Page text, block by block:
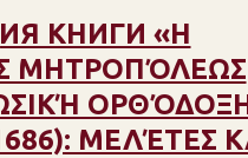
КНИГИ «Η
ΜΗΤΡΟΠΌΛΕΩΣ
ΜΕΛΈΤΕΣ